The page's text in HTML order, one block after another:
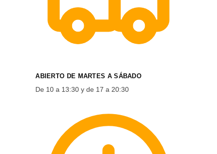
ABIERTO DE MARTES A SÁBADO
De 10 a 13:30 y de 17 a 20:30